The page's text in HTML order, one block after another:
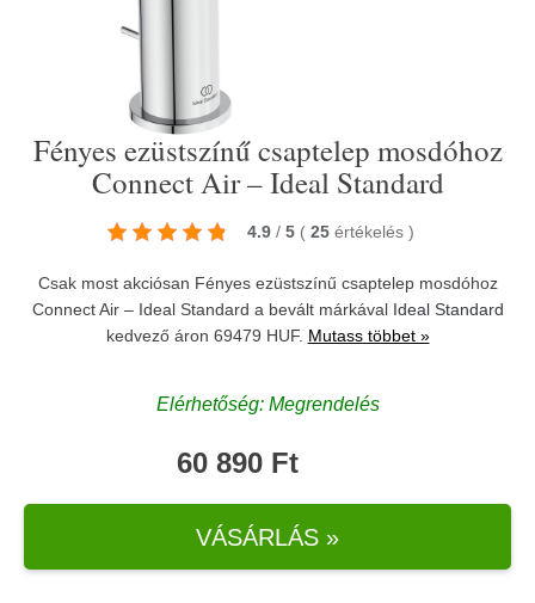
Fényes ezüstszínű csaptelep mosdóhoz
Connect Air – Ideal Standard
4.9 / 5 ( 25 értékelés )
Csak most akciósan Fényes ezüstszínű csaptelep mosdóhoz
Connect Air – Ideal Standard a bevált márkával Ideal Standard
kedvező áron 69479 HUF. Mutass többet »
Elérhetőség: Megrendelés
60 890 Ft
VÁSÁRLÁS »